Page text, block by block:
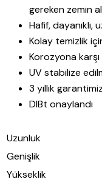
gereken zemin
Hafif, dayanıklı,
Kolay temizlik
Korozyona
UV stabilize
3 yıllık
DIBt onaylandı
Uzunluk
Genişlik
Yükseklik